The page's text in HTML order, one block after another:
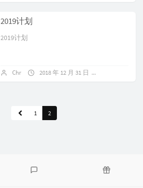
2019计划
2019计划
Chr 2018 年 12 月 31 日
1 2